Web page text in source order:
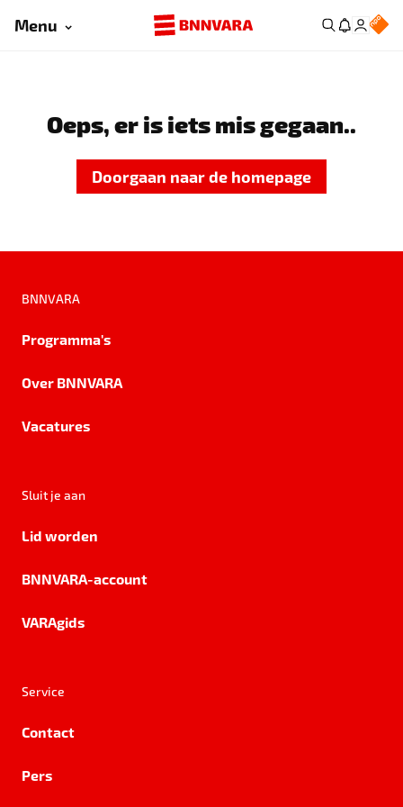
Menu
Oeps, er is iets mis gegaan..
Doorgaan naar de homepage
BNNVARA
Programma's
Over BNNVARA
Vacatures
Sluit je aan
Lid worden
BNNVARA-account
VARAgids
Service
Contact
Pers